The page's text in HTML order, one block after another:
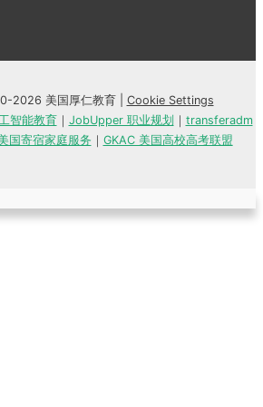
2026 美国厚仁教育 | Cookie Settings
智能教育｜ JobUpper 职业规划 ｜ transferadm
国寄宿家庭服务 ｜ GKAC 美国高校高考联盟